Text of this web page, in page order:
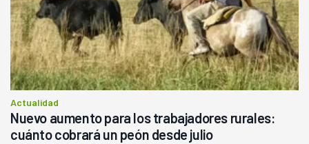
Actualidad
Nuevo aumento para los trabajadores rurales:
cuánto cobrará un peón desde julio